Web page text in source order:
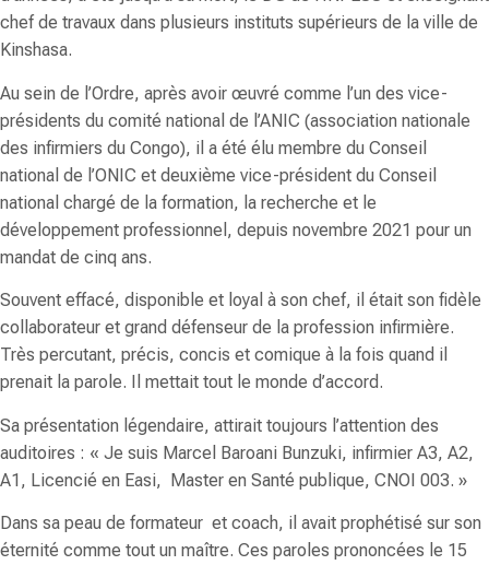
chef de travaux dans plusieurs instituts supérieurs de la ville de
Kinshasa.
Au sein de l’Ordre, après avoir œuvré comme l’un des vice-
présidents du comité national de l’ANIC (association nationale
des infirmiers du Congo), il a été élu membre du Conseil
national de l’ONIC et deuxième vice-président du Conseil
national chargé de la formation, la recherche et le
développement professionnel, depuis novembre 2021 pour un
mandat de cinq ans.
Souvent effacé, disponible et loyal à son chef, il était son fidèle
collaborateur et grand défenseur de la profession infirmière.
Très percutant, précis, concis et comique à la fois quand il
prenait la parole. Il mettait tout le monde d’accord.
Sa présentation légendaire, attirait toujours l’attention des
auditoires : « Je suis Marcel Baroani Bunzuki, infirmier A3, A2,
A1, Licencié en Easi, Master en Santé publique, CNOI 003. »
Dans sa peau de formateur et coach, il avait prophétisé sur son
éternité comme tout un maître. Ces paroles prononcées le 15